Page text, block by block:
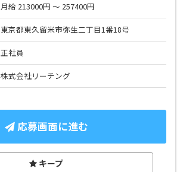
月給 213000円 ～ 257400円
東京都東久留米市弥生二丁目1番18号
正社員
株式会社リーチング
応募画面に進む
キープ